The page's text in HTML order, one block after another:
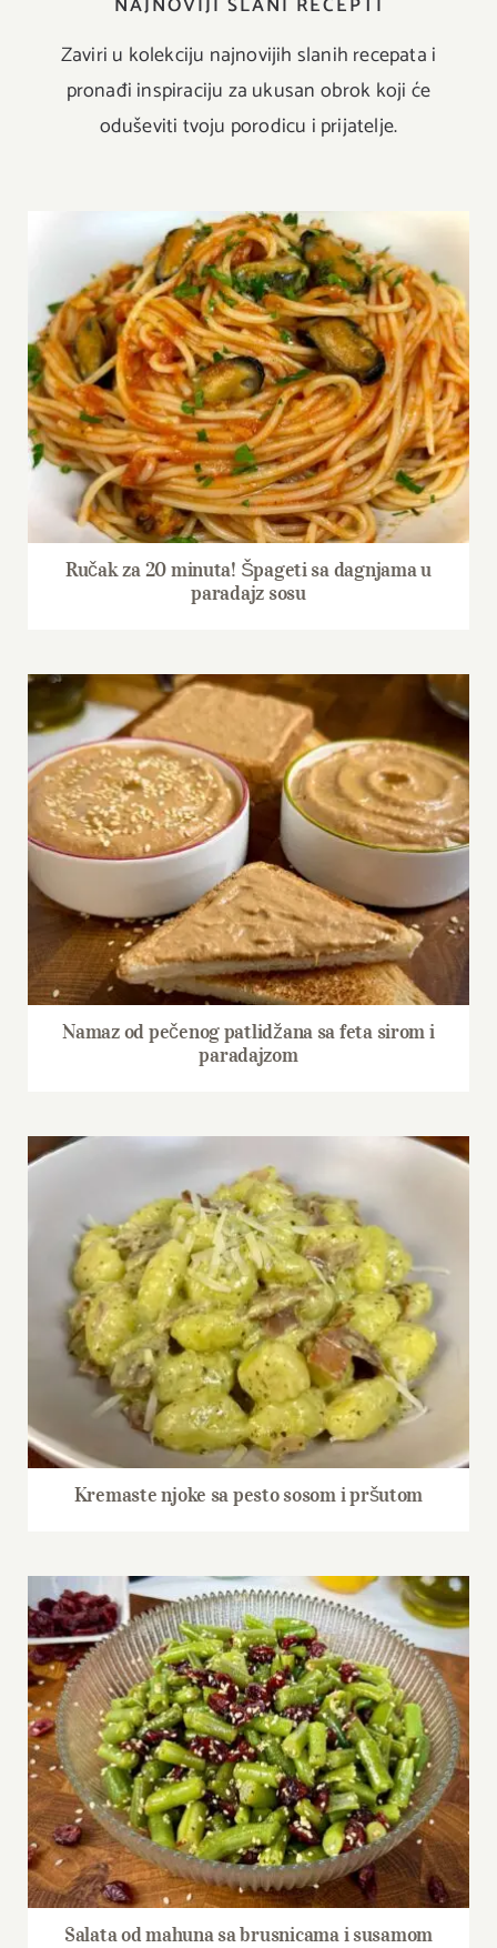
Zaviri u kolekciju najnovijih slanih recepata i
pronađi inspiraciju za ukusan obrok koji će
oduševiti tvoju porodicu i prijatelje.
Ručak za 20 minuta! Špageti sa dagnjama u
paradajz sosu
Namaz od pečenog patlidžana sa feta sirom i
paradajzom
Kremaste njoke sa pesto sosom i pršutom
Salata od mahuna sa brusnicama i susamom